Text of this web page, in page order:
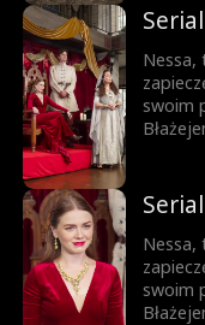
pojawia
prawdę
Nessa,
swoim
pojawia
prawdę
Nessa,
swoim